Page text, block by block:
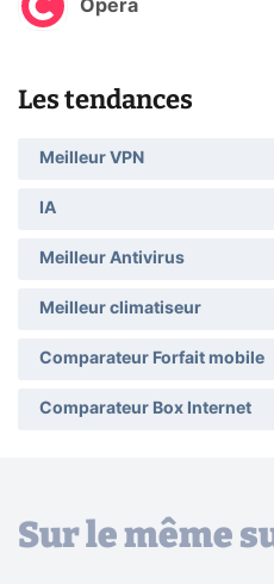
Opera
Les tendances
Meilleur VPN
IA
Meilleur Antivirus
Meilleur climatiseur
Comparateur Forfait mobile
Comparateur Box Internet
Sur le même